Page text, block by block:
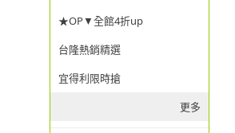
★OP▼全館4折up
台隆熱銷精選
宜得利限時搶
更多